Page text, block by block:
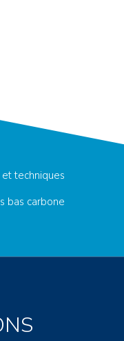
techniques
bas carbone